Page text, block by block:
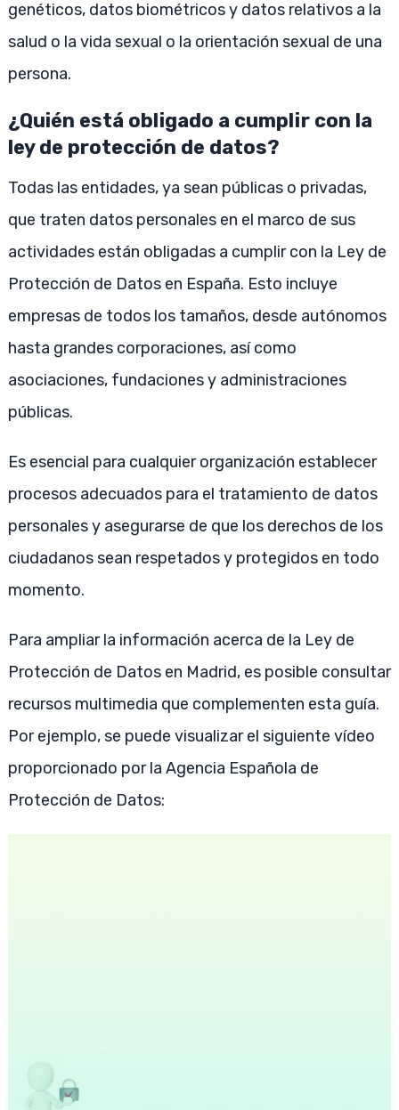
genéticos, datos biométricos y datos relativos a la
salud o la vida sexual o la orientación sexual de una
persona.
¿Quién está obligado a cumplir con la
ley de protección de datos?
Todas las entidades, ya sean públicas o privadas,
que traten datos personales en el marco de sus
actividades están obligadas a cumplir con la Ley de
Protección de Datos en España. Esto incluye
empresas de todos los tamaños, desde autónomos
hasta grandes corporaciones, así como
asociaciones, fundaciones y administraciones
públicas.
Es esencial para cualquier organización establecer
procesos adecuados para el tratamiento de datos
personales y asegurarse de que los derechos de los
ciudadanos sean respetados y protegidos en todo
momento.
Para ampliar la información acerca de la Ley de
Protección de Datos en Madrid, es posible consultar
recursos multimedia que complementen esta guía.
Por ejemplo, se puede visualizar el siguiente vídeo
proporcionado por la Agencia Española de
Protección de Datos: